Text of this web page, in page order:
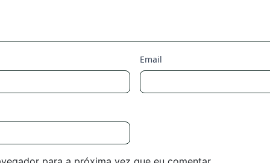
Email